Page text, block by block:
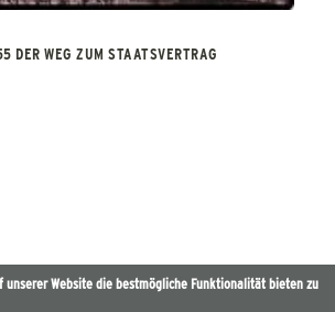
DER WEG ZUM STAATSVERTRAG
unserer Website die bestmögliche Funktionalität bieten zu